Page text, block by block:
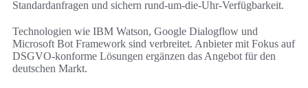
Standardanfragen und sichern rund-um-die-Uhr-Verfügbarkeit.
Technologien wie IBM Watson, Google Dialogflow und
Microsoft Bot Framework sind verbreitet. Anbieter mit Fokus auf
DSGVO-konforme Lösungen ergänzen das Angebot für den
deutschen Markt.